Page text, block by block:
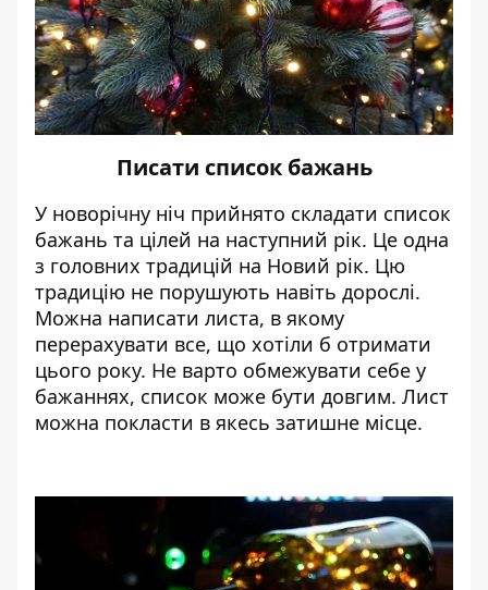
Писати список бажань
У новорічну ніч прийнято складати список
бажань та цілей на наступний рік. Це одна
з головних традицій на Новий рік. Цю
традицію не порушують навіть дорослі.
Можна написати листа, в якому
перерахувати все, що хотіли б отримати
цього року. Не варто обмежувати себе у
бажаннях, список може бути довгим. Лист
можна покласти в якесь затишне місце.